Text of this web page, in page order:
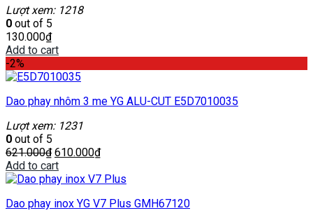
Lượt xem: 1218
0 out of 5
130.000₫
Add to cart
-2%
Dao phay nhôm 3 me YG ALU-CUT E5D7010035
Lượt xem: 1231
0 out of 5
621.000₫ 610.000₫
Add to cart
Dao phay inox YG V7 Plus GMH67120